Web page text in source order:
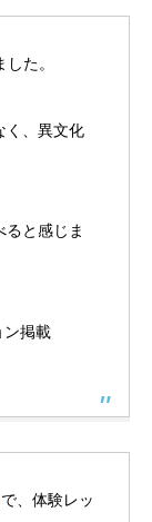
た。
く、異文化
と感じま
ン掲載
、体験レッ